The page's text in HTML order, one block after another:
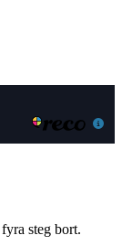
steg bort.